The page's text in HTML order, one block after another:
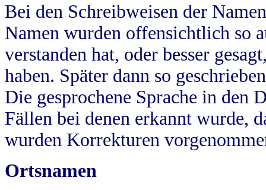
Bei den Schreibweisen der
Namen wurden offensichtlich so
verstanden hat, oder besser
haben. Später dann so
Die gesprochene Sprache in
Fällen bei denen erkannt wurde,
wurden Korrekturen
Ortsnamen